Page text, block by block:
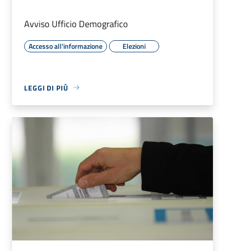
Avviso Ufficio Demografico
Accesso all'informazione Elezioni
LEGGI DI PIÙ